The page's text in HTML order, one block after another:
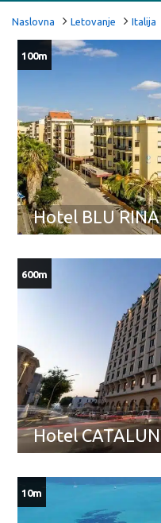
Naslovna Letovanje Italija
Hotel BLU
100m
Hotel
600m
10m